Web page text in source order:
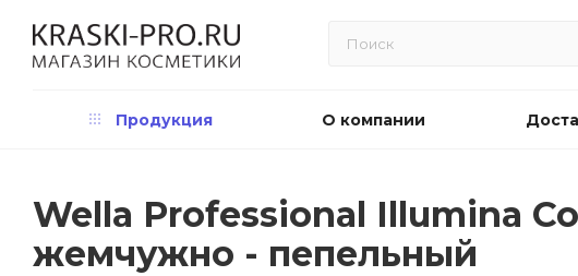
Продукция О компании
Wella Professional Illumina
жемчужно - пепельный